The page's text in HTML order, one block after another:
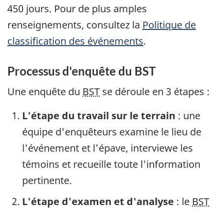
450 jours. Pour de plus amples
renseignements, consultez la Politique de
classification des événements.
Processus d'enquête du BST
Une enquête du BST se déroule en 3 étapes :
L'étape du travail sur le terrain : une
équipe d'enquêteurs examine le lieu de
l'événement et l'épave, interviewe les
témoins et recueille toute l'information
pertinente.
L'étape d'examen et d'analyse : le BST